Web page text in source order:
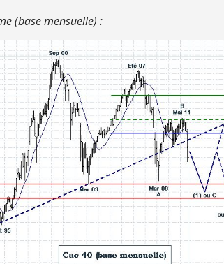
(base mensuelle) :